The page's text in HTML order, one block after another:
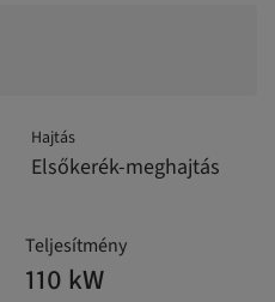
Hajtás
Elsőkerék-meghajtás
Teljesítmény
110 kW